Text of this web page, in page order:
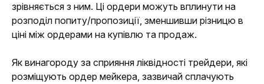
зрівняється з ним. Ці ордери можуть вплинути на
розподіл попиту/пропозиції, зменшивши різницю в
ціні між ордерами на купівлю та продаж.
Як винагороду за сприяння ліквідності трейдери, які
розміщують ордер мейкера, зазвичай сплачують